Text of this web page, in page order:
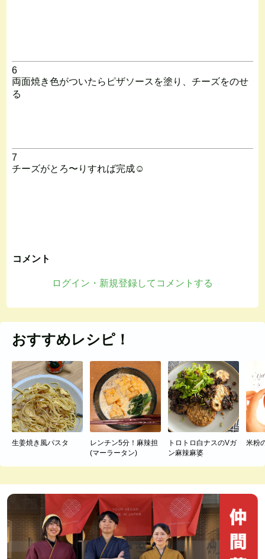
6
両面焼き色がついたらピザソースを塗り、チーズをのせ
る
7
チーズがとろ〜りすれば完成☺️
コメント
ログイン・新規登録してコメントする
おすすめレシピ！
生姜焼き風パスタ
レンチン5分！麻辣担
(マーラータン)
トロトロ白ナスのVガ
ン麻辣麻婆
米粉